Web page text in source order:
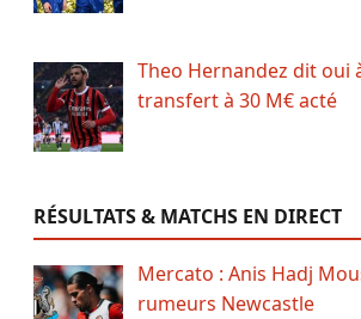
Theo Hernandez dit oui
transfert à 30 M€ acté
RÉSULTATS & MATCHS EN DIRECT
Mercato : Anis Hadj
rumeurs Newcastle